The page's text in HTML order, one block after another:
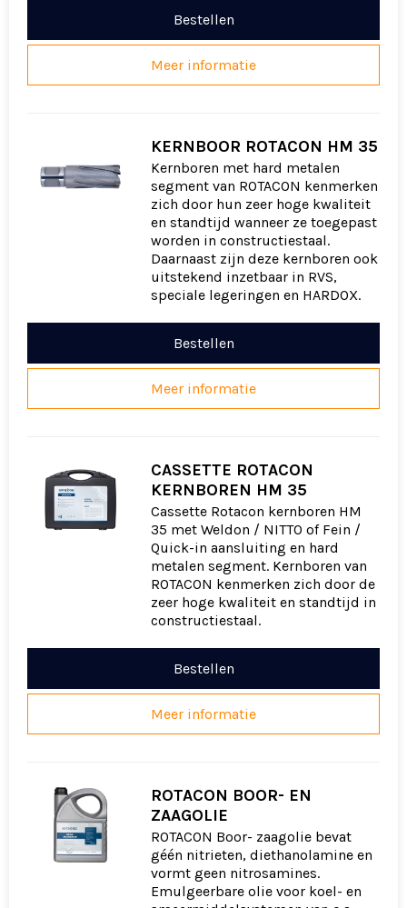
Bestellen
Meer informatie
KERNBOOR ROTACON HM 35
Kernboren met hard metalen
segment van ROTACON kenmerken
zich door hun zeer hoge kwaliteit
en standtijd wanneer ze toegepast
worden in constructiestaal.
Daarnaast zijn deze kernboren ook
uitstekend inzetbaar in RVS,
speciale legeringen en HARDOX.
Bestellen
Meer informatie
CASSETTE ROTACON
KERNBOREN HM 35
Cassette Rotacon kernboren HM
35 met Weldon / NITTO of Fein /
Quick-in aansluiting en hard
metalen segment. Kernboren van
ROTACON kenmerken zich door de
zeer hoge kwaliteit en standtijd in
constructiestaal.
Bestellen
Meer informatie
ROTACON BOOR- EN
ZAAGOLIE
ROTACON Boor- zaagolie bevat
géén nitrieten, diethanolamine en
vormt geen nitrosamines.
Emulgeerbare olie voor koel- en